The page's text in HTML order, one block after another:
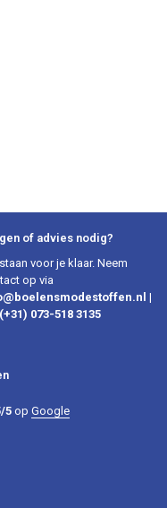
of advies nodig?
voor je klaar. Neem
op via
|
(+31) 073-518 3135
5op Google